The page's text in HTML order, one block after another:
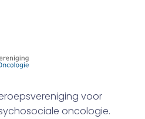
voor
oncologie.